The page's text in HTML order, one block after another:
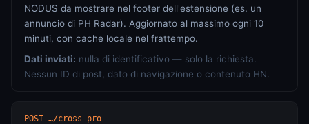
NODUS da mostrare nel footer dell'estensione (es. un
annuncio di PH Radar). Aggiornato al massimo ogni 10
minuti, con cache locale nel frattempo.
Dati inviati: nulla di identificativo — solo la richiesta.
Nessun ID di post, dato di navigazione o contenuto HN.
POST …/cross-pro